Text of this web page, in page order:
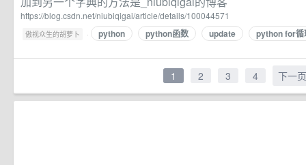
https://blog.csdn.net/niubiqigai/article/details/100044571
傲视众生的胡萝卜 · python python函数 update python for循
1 2 3 4 下一页